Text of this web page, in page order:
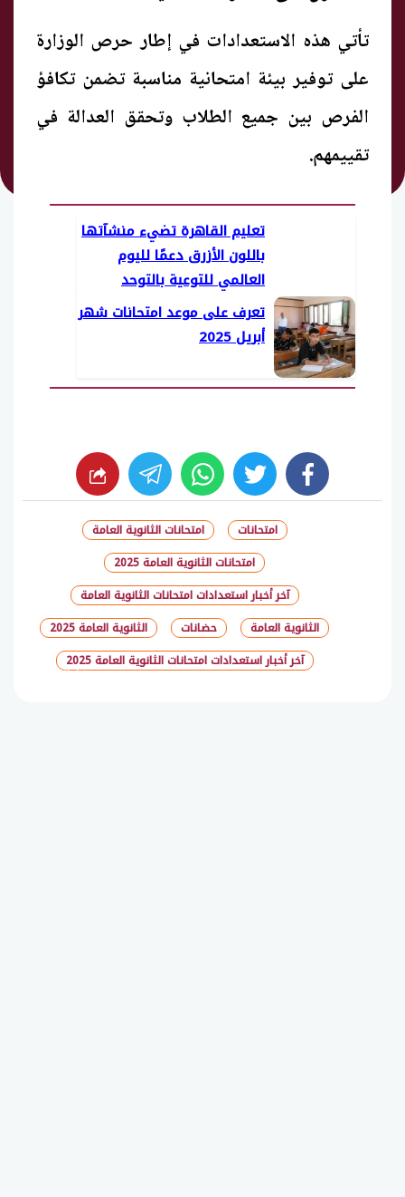
تأتي هذه الاستعدادات في إطار حرص الوزارة
على توفير بيئة امتحانية مناسبة تضمن تكافؤ
الفرص بين جميع الطلاب وتحقق العدالة في
تقييمهم.
تعليم القاهرة تضيء منشآتها
باللون الأزرق دعمًا لليوم
العالمي للتوعية بالتوحد
تعرف على موعد امتحانات شهر
أبريل 2025
facebook
twitter
whats
شارك
امتحانات
امتحانات الثانوية العامة
امتحانات الثانوية العامة 2025
آخر أخبار استعدادات امتحانات الثانوية العامة
الثانوية العامة
حضانات
الثانوية العامة 2025
آخر أخبار استعدادات امتحانات الثانوية العامة 2025